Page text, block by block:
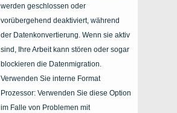
werden geschlossen oder
vorübergehend deaktiviert, während
der Datenkonvertierung. Wenn sie aktiv
sind, Ihre Arbeit kann stören oder sogar
blockieren die Datenmigration.
Verwenden Sie interne Format
Prozessor: Verwenden Sie diese Option
im Falle von Problemen mit